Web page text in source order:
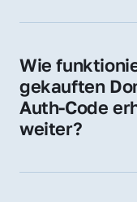
der Domain –
Wie
gekauften
Auth-Code
weiter?
Provider, die